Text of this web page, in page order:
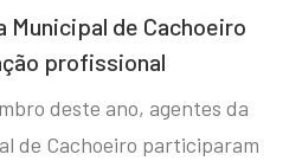
Municipal de Cachoeiro
profissional
deste ano, agentes da
de Cachoeiro participaram